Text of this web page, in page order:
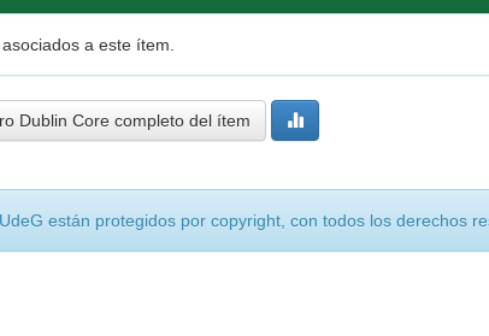
a este ítem.
Dublin Core completo del ítem
están protegidos por copyright, con todos los derechos